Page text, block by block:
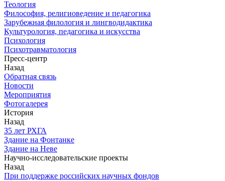
Теология
Философия, религиоведение и педагогика
Зарубежная филология и лингводидактика
Культурология, педагогика и искусства
Психология
Психотравматология
Пресс-центр
Назад
Обратная связь
Новости
Мероприятия
Фотогалерея
История
Назад
З5 лет РХГА
Здание на Фонтанке
Здание на Неве
Научно-исследовательские проекты
Назад
При поддержке российских научных фондов